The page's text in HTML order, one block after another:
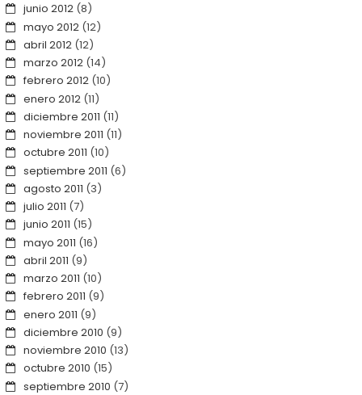
junio 2012(8)
mayo 2012(12)
abril 2012(12)
marzo 2012(14)
febrero 2012(10)
enero 2012(11)
diciembre 2011 (11)
noviembre 2011 (11)
octubre 2011 (10)
septiembre 2011 (6)
agosto 2011 (3)
julio 2011 (7)
junio 2011 (15)
mayo 2011 (16)
abril 2011 (9)
marzo 2011 (10)
febrero 2011 (9)
enero 2011 (9)
diciembre 2010 (9)
noviembre 2010 (13)
octubre 2010 (15)
septiembre 2010 (7)